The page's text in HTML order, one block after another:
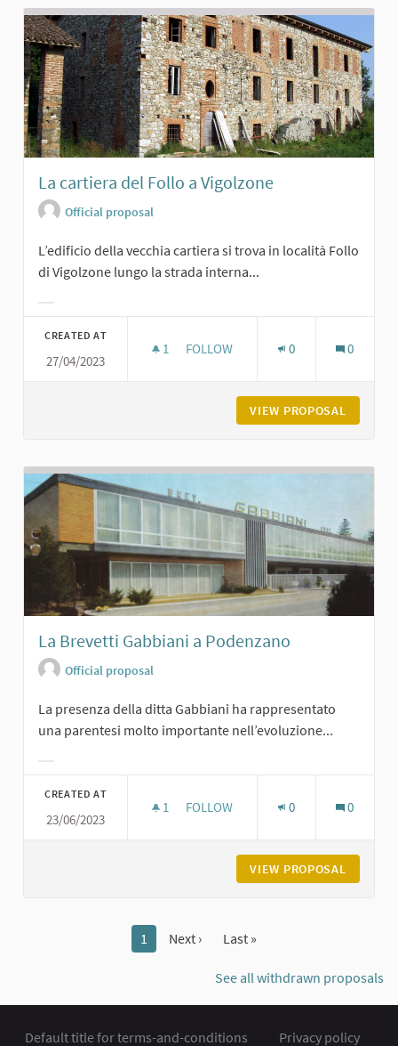
La cartiera del Follo a Vigolzone
Official proposal
L’edificio della vecchia cartiera si trova in località Follo
di Vigolzone lungo la strada interna...
CREATED AT
27/04/2023
1 1 FOLLOWER
FOLLOW 0 0
VIEW PROPOSAL
La Brevetti Gabbiani a Podenzano
Official proposal
La presenza della ditta Gabbiani ha rappresentato
una parentesi molto importante nell’evoluzione...
CREATED AT
23/06/2023
1 1 FOLLOWER
FOLLOW 0 0
VIEW PROPOSAL
1 Next › Last »
See all withdrawn proposals
Default title for terms-and-conditions Privacy policy